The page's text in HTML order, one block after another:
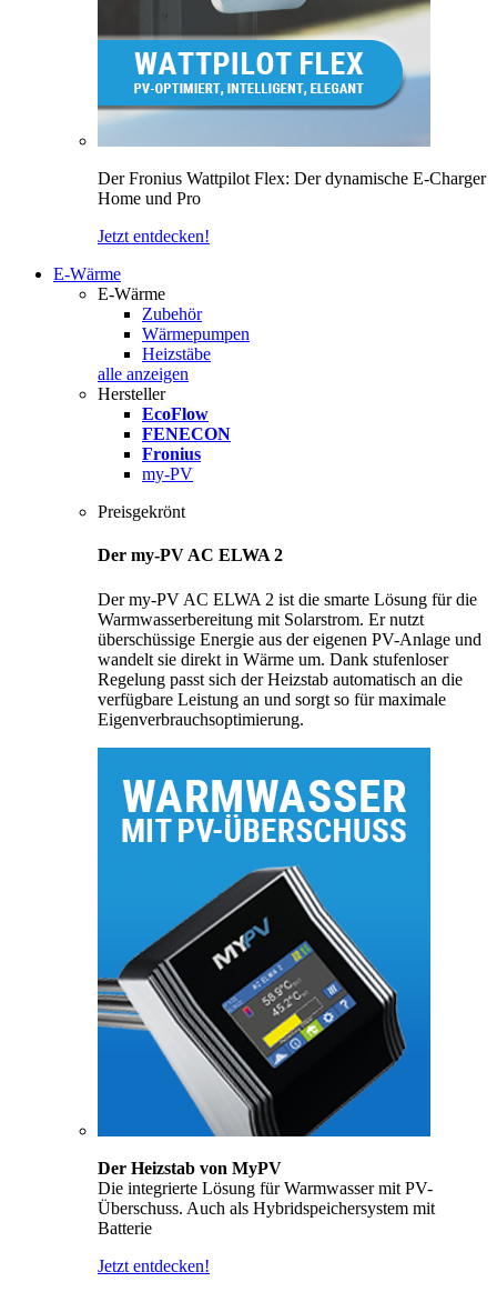
Der Fronius Wattpilot Flex: Der dynamische E-Charger
Home und Pro
Jetzt entdecken!
E-Wärme
E-Wärme
Zubehör
Wärmepumpen
Heizstäbe
alle anzeigen
Hersteller
EcoFlow
FENECON
Fronius
my-PV
Preisgekrönt
Der my-PV AC ELWA 2
Der my-PV AC ELWA 2 ist die smarte Lösung für die
Warmwasserbereitung mit Solarstrom. Er nutzt
überschüssige Energie aus der eigenen PV-Anlage und
wandelt sie direkt in Wärme um. Dank stufenloser
Regelung passt sich der Heizstab automatisch an die
verfügbare Leistung an und sorgt so für maximale
Eigenverbrauchsoptimierung.
Der Heizstab von MyPV
Die integrierte Lösung für Warmwasser mit PV-
Überschuss. Auch als Hybridspeichersystem mit
Batterie
Jetzt entdecken!